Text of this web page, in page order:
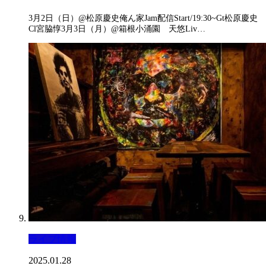
3月2日（日）@松原慶史俺ん家Jam配信Start/19:30~Gt松原慶史
Cl宮脇惇3月3日（月）@箱根小涌園 天悠Liv…
ライブ情報
2025.01.28